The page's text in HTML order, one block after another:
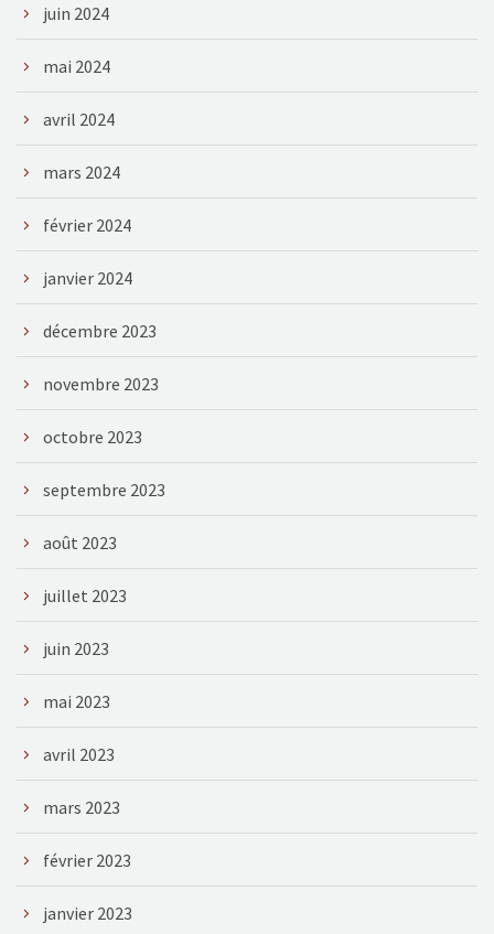
juin 2024
mai 2024
avril 2024
mars 2024
février 2024
janvier 2024
décembre 2023
novembre 2023
octobre 2023
septembre 2023
août 2023
juillet 2023
juin 2023
mai 2023
avril 2023
mars 2023
février 2023
janvier 2023